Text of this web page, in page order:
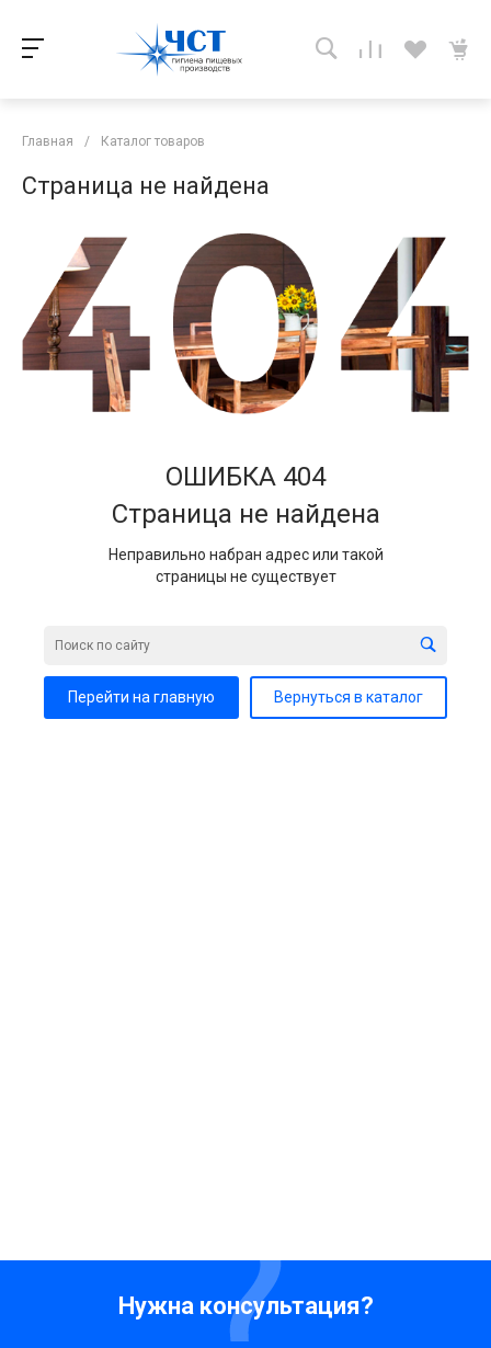
Главная / Каталог товаров
Страница не найдена
ОШИБКА 404
Страница не найдена
Неправильно набран адрес или такой
страницы не существует
Перейти на главную Вернуться в каталог
Нужна консультация?